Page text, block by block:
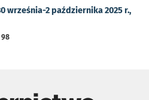
września-2 października 2025 r.,
98